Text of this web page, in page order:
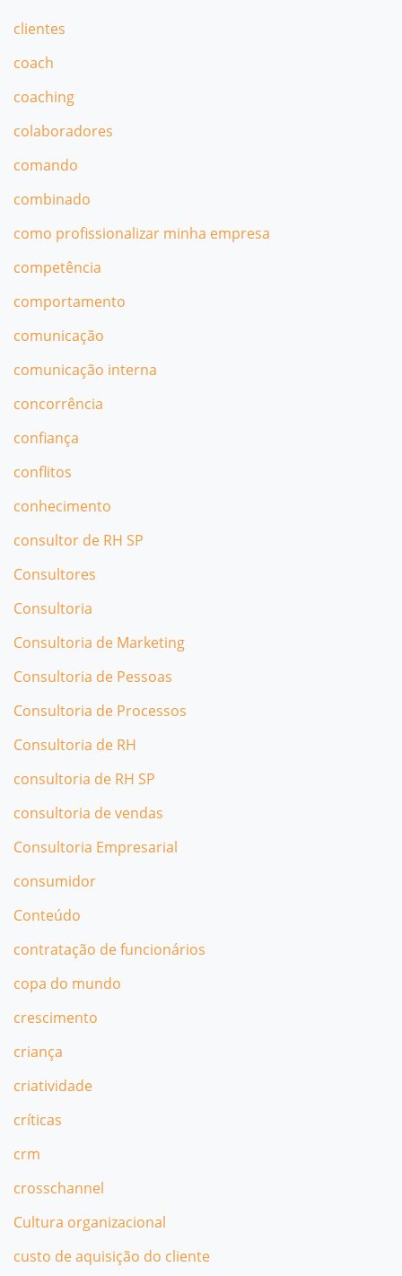
clientes
coach
coaching
colaboradores
comando
combinado
como profissionalizar minha empresa
competência
comportamento
comunicação
comunicação interna
concorrência
confiança
conflitos
conhecimento
consultor de RH SP
Consultores
Consultoria
Consultoria de Marketing
Consultoria de Pessoas
Consultoria de Processos
Consultoria de RH
consultoria de RH SP
consultoria de vendas
Consultoria Empresarial
consumidor
Conteúdo
contratação de funcionários
copa do mundo
crescimento
criança
criatividade
críticas
crm
crosschannel
Cultura organizacional
custo de aquisição do cliente